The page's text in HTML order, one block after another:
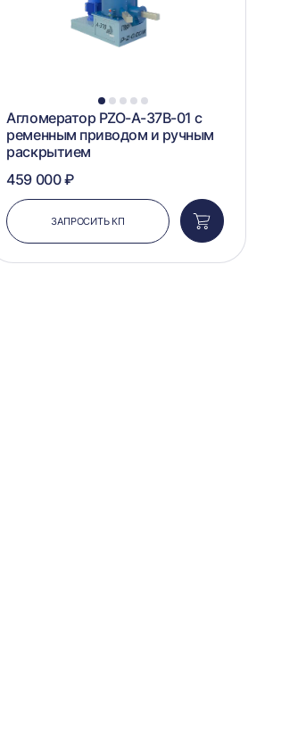
1 2 3 4 5
Агломератор PZO-А-37B-01 с
ременным приводом и ручным
раскрытием
459 000 ₽
ЗАПРОСИТЬ КП
Добавить
в
корзину